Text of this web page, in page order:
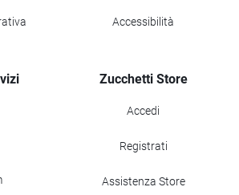
Accessibilità
Zucchetti Store
Accedi
Registrati
Assistenza Store